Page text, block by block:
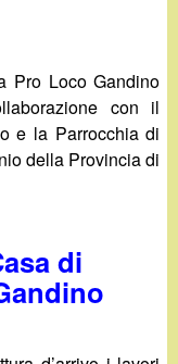
Pro Loco Gandino
con il
e la Parrocchia di
della Provincia di
di